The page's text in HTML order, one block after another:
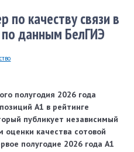
по качеству связи в
данным БелГИЭ
полугодия 2026 года
А1 в рейтинге
публикует независимый
оценки качества сотовой
полугодие 2026 года А1